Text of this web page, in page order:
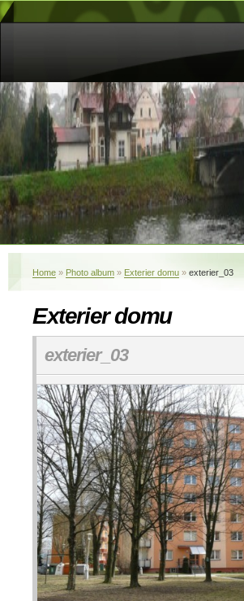
Home » Photo album » Exterier domu » exterier_03
Exterier domu
exterier_03